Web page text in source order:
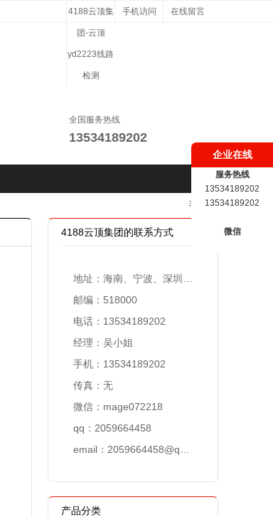
4188云顶集
团-云顶
yd2223线路
检测
手机访问 在线留言
全国服务热线
13534189202
手机版
4188云顶集团的联系方式
邮编：518000
电话：13534189202
经理：吴小姐
手机：13534189202
传真：无
微信：mage072218
qq：2059664458
email： 2059664458@qq.com
产品分类
企业在线
服务热线
13534189202
13534189202
微信